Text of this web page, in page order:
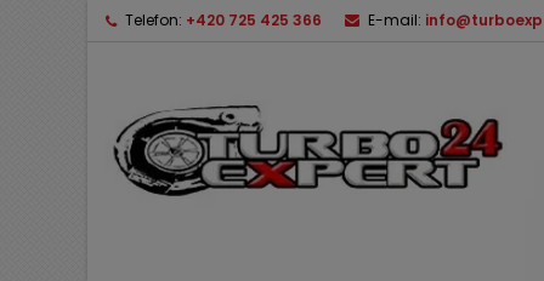
Telefon: +420 725 425 366 E-mail: